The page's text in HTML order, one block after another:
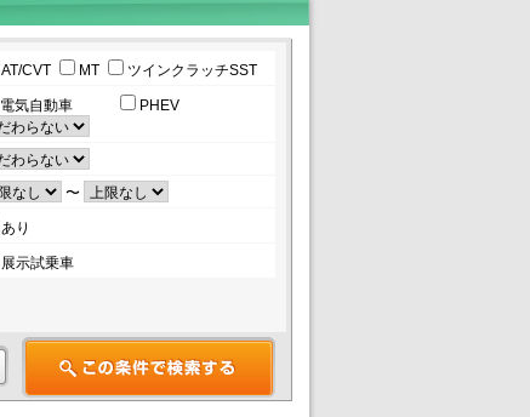
AT/CVT MT ツインクラッチSST
電気自動車 PHEV
〜
あり
展示試乗車